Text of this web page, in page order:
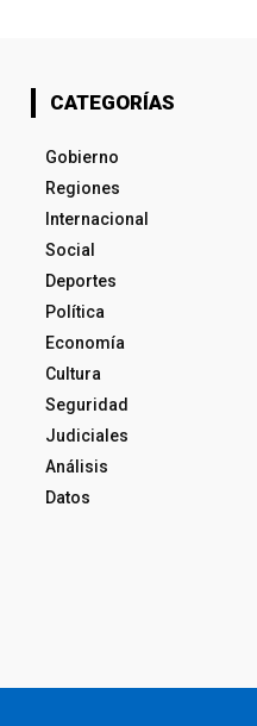
CATEGORÍAS
Gobierno
Regiones
Internacional
Social
Deportes
Política
Economía
Cultura
Seguridad
Judiciales
Análisis
Datos